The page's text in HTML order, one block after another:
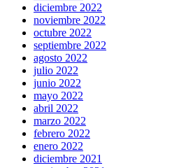
diciembre 2022
noviembre 2022
octubre 2022
septiembre 2022
agosto 2022
julio 2022
junio 2022
mayo 2022
abril 2022
marzo 2022
febrero 2022
enero 2022
diciembre 2021